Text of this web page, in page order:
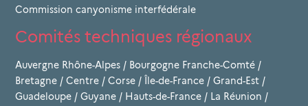
Commission canyonisme interfédérale
Comités techniques régionaux
Auvergne Rhône-Alpes / Bourgogne Franche-Comté /
Bretagne / Centre / Corse / Île-de-France / Grand-Est /
Guadeloupe / Guyane / Hauts-de-France / La Réunion /